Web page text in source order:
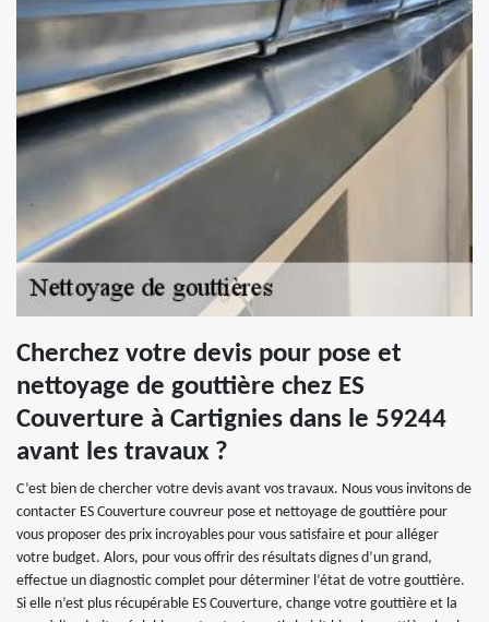
Cherchez votre devis pour pose et
nettoyage de gouttière chez ES
Couverture à Cartignies dans le 59244
avant les travaux ?
C’est bien de chercher votre devis avant vos travaux. Nous vous invitons de
contacter ES Couverture couvreur pose et nettoyage de gouttière pour
vous proposer des prix incroyables pour vous satisfaire et pour alléger
votre budget. Alors, pour vous offrir des résultats dignes d’un grand,
effectue un diagnostic complet pour déterminer l’état de votre gouttière.
Si elle n’est plus récupérable ES Couverture, change votre gouttière et la